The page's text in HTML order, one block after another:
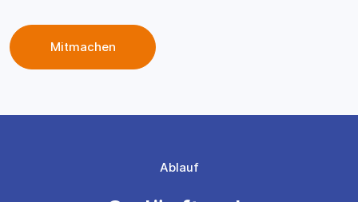
Mitmachen
Ablauf